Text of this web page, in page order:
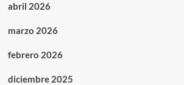
abril 2026
marzo 2026
febrero 2026
diciembre 2025